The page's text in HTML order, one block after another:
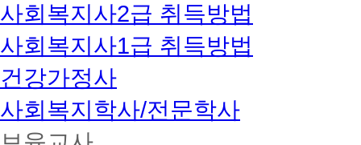
사회복지사2급 취득방법
사회복지사1급 취득방법
건강가정사
사회복지학사/전문학사